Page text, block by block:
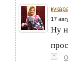
17
Ну
↑